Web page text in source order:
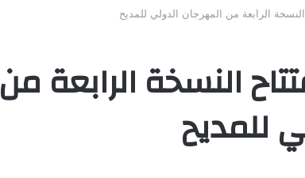
الرابعة من المهرجان الدولي للمديح
النسخة الرابعة من
للمديح